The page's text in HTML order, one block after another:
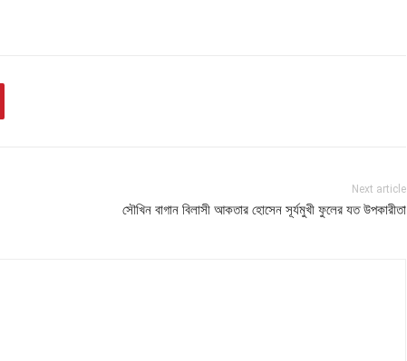
Next article
সৌখিন বাগান বিলাসী আকতার হোসেন সূর্যমুখী ফুলের যত উপকারীতা